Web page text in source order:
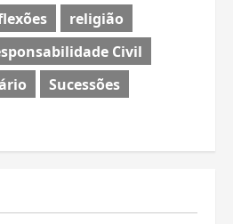
religião
Civil
Sucessões